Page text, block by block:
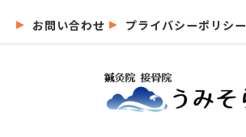
お問い合わせ プライバシーポリシー